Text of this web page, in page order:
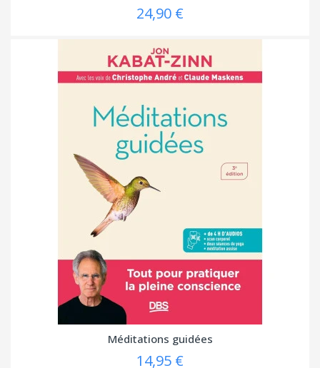
24,90 €
Méditations guidées
14,95 €